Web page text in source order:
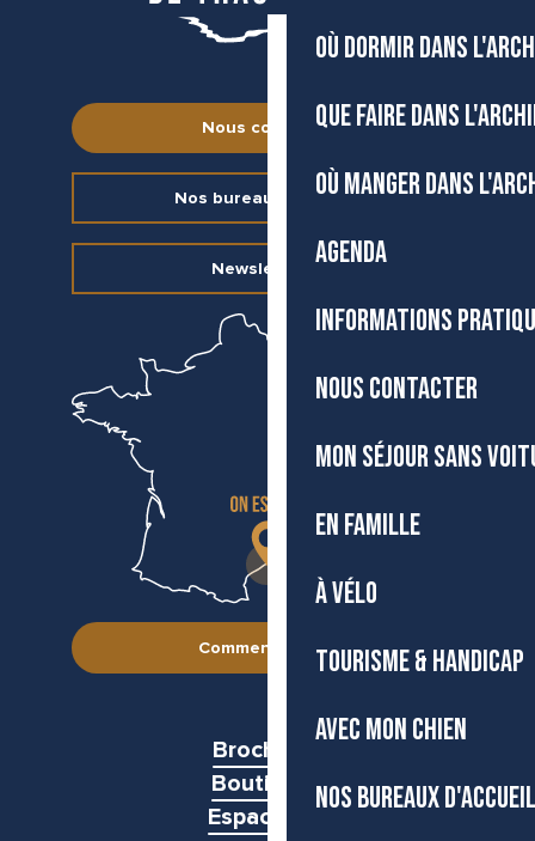
OÙ DORMIR DANS
QUE FAIRE DANS
OÙ MANGER DANS
AGENDA
INFORMATIONS
NOUS CONTACTER
MON SÉJOUR SANS
EN FAMILLE
À VÉLO
TOURISME & HANDICAP
AVEC MON CHIEN
NOS BUREAUX D'ACCUEIL
Nous contacter
Nos bureaux d’accueil
Newsletter
Comment venir ?
Brochures
Boutiques
Espace pro